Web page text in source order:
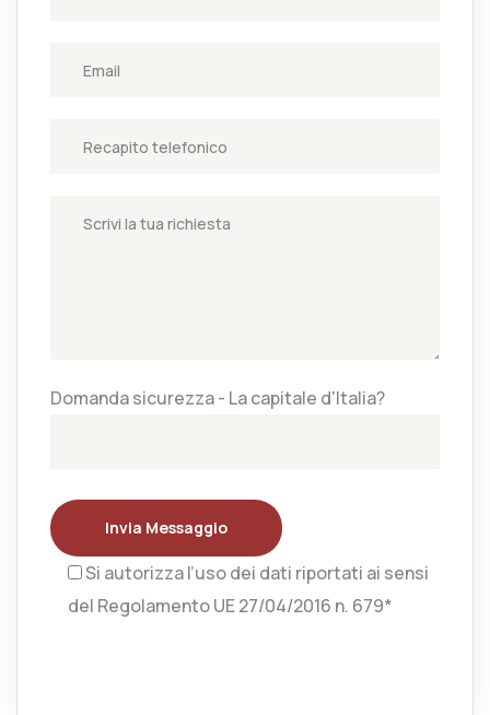
Domanda sicurezza - La capitale d'Italia?
Invia Messaggio
Si autorizza l’uso dei dati riportati ai sensi
del Regolamento UE 27/04/2016 n. 679*